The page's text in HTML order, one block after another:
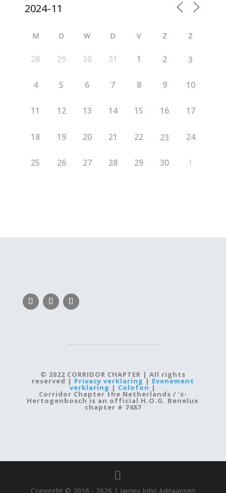
M D W D V Z Z
28 29 30 31 1 2 3
4 5 6 7 8 9 10
11 12 13 14 15 16 17
18 19 20 21 22 23 24
25 26 27 28 29 30 1
© 2022 CORRIDOR CHAPTER | All rights
reserved | Privacy verklaring | Evenement
verklaring | Colofon |
Corridor Chapter the Netherlands / 's-
Hertogenbosch is an official H.O.G. Benelux
chapter # 7487
Copyright © 2016 - 2026 | Jamey John Adriaansen